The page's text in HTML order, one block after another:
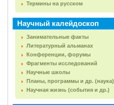
Термины на русском
Научный калейдоскоп
Занимательные факты
Литературный альманах
Конференции, форумы
Фрагменты исследований
Научные школы
Планы, программы и др. (наука)
Научная жизнь (события и др.)